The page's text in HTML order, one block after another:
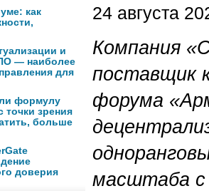
как
и
— наиболее
для
формулу
точки зрения
больше
доверия
24 августа
Компания
поставщик
форума
масштаба с